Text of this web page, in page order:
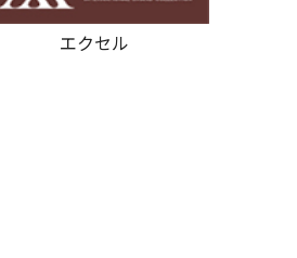
エクセル